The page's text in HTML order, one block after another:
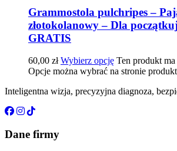
Grammostola pulchripes –
złotokolanowy – Dla
GRATIS
60,00 zł Wybierz opcję Ten produkt
Opcje można wybrać na stronie
Inteligentna wizja, precyzyjna diagnoza,
Dane firmy